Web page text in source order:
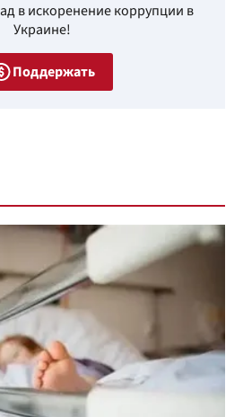
в искоренение коррупции в
Украине!
Поддержать